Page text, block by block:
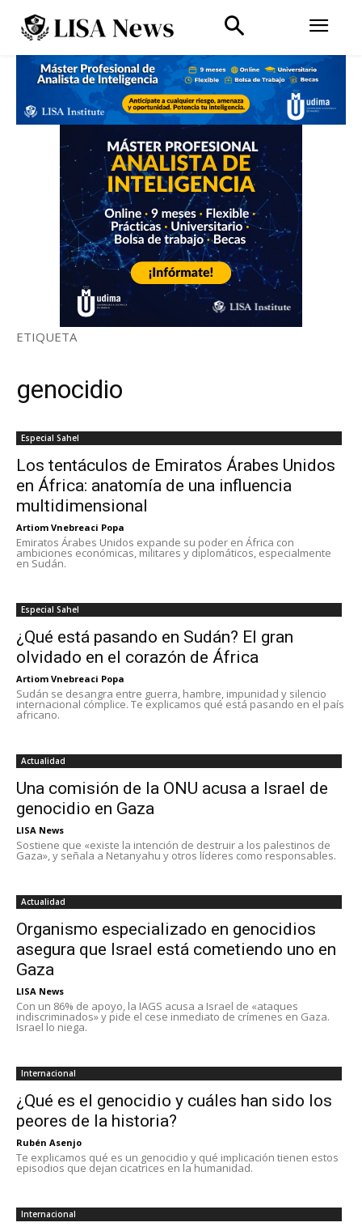
ETIQUETA
genocidio
Especial Sahel
Los tentáculos de Emiratos Árabes Unidos
en África: anatomía de una influencia
multidimensional
Artiom Vnebreaci Popa
Emiratos Árabes Unidos expande su poder en África con
ambiciones económicas, militares y diplomáticos, especialmente
en Sudán.
Especial Sahel
¿Qué está pasando en Sudán? El gran
olvidado en el corazón de África
Artiom Vnebreaci Popa
Sudán se desangra entre guerra, hambre, impunidad y silencio
internacional cómplice. Te explicamos qué está pasando en el país
africano.
Actualidad
Una comisión de la ONU acusa a Israel de
genocidio en Gaza
LISA News
Sostiene que «existe la intención de destruir a los palestinos de
Gaza», y señala a Netanyahu y otros líderes como responsables.
Actualidad
Organismo especializado en genocidios
asegura que Israel está cometiendo uno en
Gaza
LISA News
Con un 86% de apoyo, la IAGS acusa a Israel de «ataques
indiscriminados» y pide el cese inmediato de crímenes en Gaza.
Israel lo niega.
Internacional
¿Qué es el genocidio y cuáles han sido los
peores de la historia?
Rubén Asenjo
Te explicamos qué es un genocidio y qué implicación tienen estos
episodios que dejan cicatrices en la humanidad.
Internacional